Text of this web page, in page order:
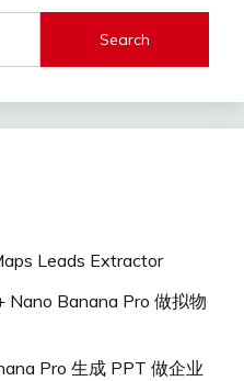
Search
Leads Extractor
Nano Banana Pro 做拟物
Pro 生成 PPT 做企业